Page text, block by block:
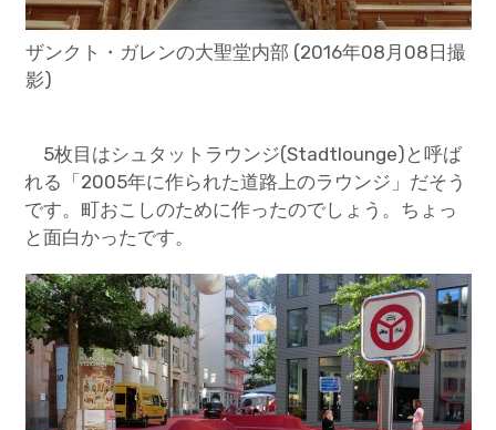
ザンクト・ガレンの大聖堂内部 (2016年08月08日撮
影)
5枚目はシュタットラウンジ(Stadtlounge)と呼ば
れる「2005年に作られた道路上のラウンジ」だそう
です。町おこしのために作ったのでしょう。ちょっ
と面白かったです。